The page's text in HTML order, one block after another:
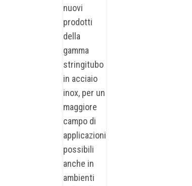
nuovi
prodotti
della
gamma
stringitubo
in acciaio
inox, per un
maggiore
campo di
applicazioni
possibili
anche in
ambienti